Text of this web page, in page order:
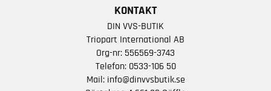
KONTAKT
DIN VVS-BUTIK
Triopart International AB
Org-nr: 556569-3743
Telefon: 0533-106 50
Mail: info@dinvvsbutik.se